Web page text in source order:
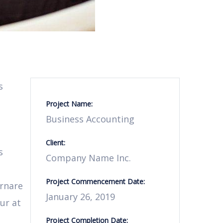
Project Name:
Business Accounting
Client:
Company Name Inc.
Project Commencement Date:
January 26, 2019
Project Completion Date:
at